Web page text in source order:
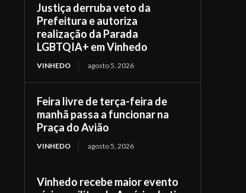
Justiça derruba veto da
Prefeitura e autoriza
realização da Parada
LGBTQIA+ em Vinhedo
VINHEDO agosto 5, 2026
Feira livre de terça-feira de
manhã passa a funcionar na
Praça do Avião
VINHEDO agosto 5, 2026
Vinhedo recebe maior evento